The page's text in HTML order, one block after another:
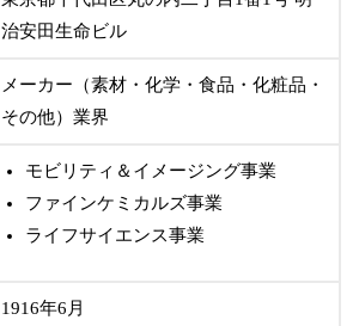
治安田生命ビル
メーカー（素材・化学・食品・化粧品・
その他）業界
モビリティ＆イメージング事業
ファインケミカルズ事業
ライフサイエンス事業
1916年6月